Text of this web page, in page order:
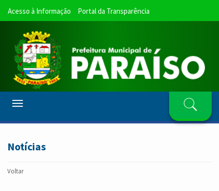
Acesso à Informação Portal da Transparência
Toggle
Notícias
Voltar